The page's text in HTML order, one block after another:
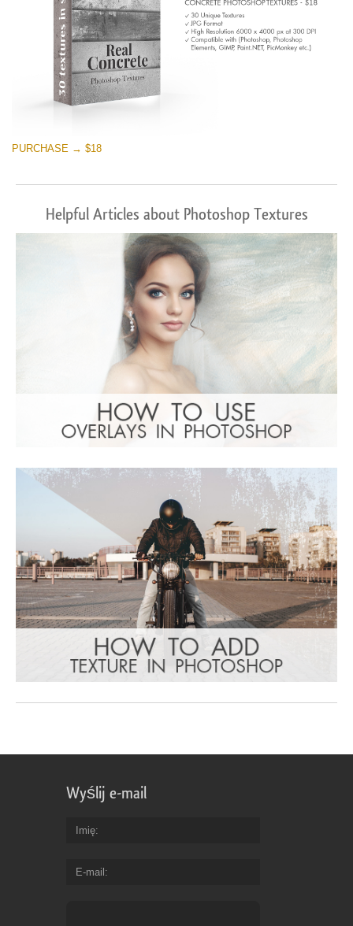
PURCHASE → $18
Helpful Articles about Photoshop Textures
Wyślij e-mail
Imię
E-mail